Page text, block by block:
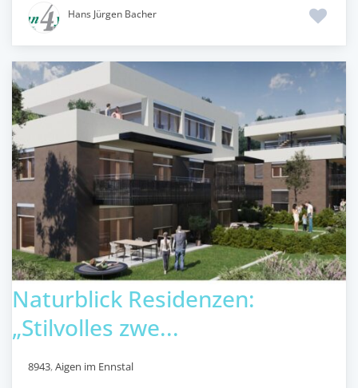
Hans Jürgen Bacher
Naturblick Residenzen:
„Stilvolles zwe...
8943,Aigen im Ennstal